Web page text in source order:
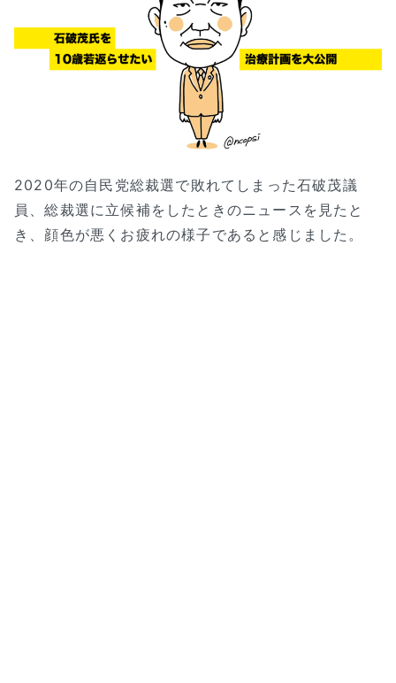
2020年の自民党総裁選で敗れてしまった石破茂議
員、総裁選に立候補をしたときのニュースを見たと
き、顔色が悪くお疲れの様子であると感じました。